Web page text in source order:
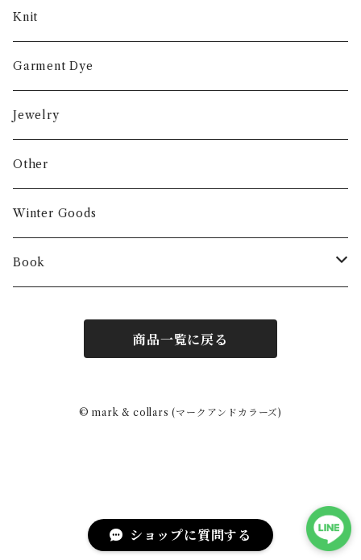
ショップに質問する
Knit
Garment Dye
Jewelry
Other
Winter Goods
Book
商品一覧に戻る
© mark & collars (マークアンドカラーズ)